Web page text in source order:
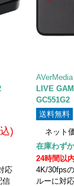
)
応
信
LIVE
GC551G2
送料無料
ネット
在庫わず
24時間以
4K/30fps
ルーに対